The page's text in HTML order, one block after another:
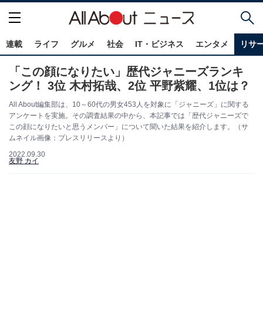
連載 ライフ グルメ 社会 IT・ビジネス エンタメ リサ
「この顔になりたい」歴代ジャニーズランキ
ング！ 3位 木村拓哉、2位 平野紫耀、1位は？
All About編集部は、10～60代の男女453人を対象に「ジャニーズ」に関する
アンケートを実施。その調査結果の中から、本記事では「歴代ジャニーズで
この顔になりたいと思うメンバー」について聞いた結果を紹介します。（サ
ムネイル画像：プレスリリースより）
2022.09.30
友野 カイ